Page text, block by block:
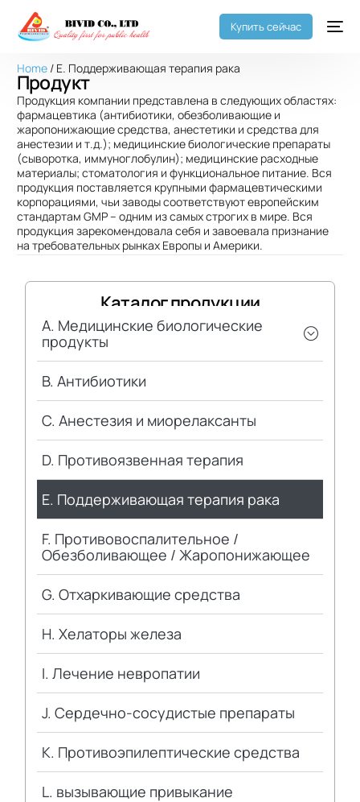
Купить сейчас
Home/ E. Поддерживающая терапия рака
Продукт
Продукция компании представлена ​​в следующих областях:
фармацевтика (антибиотики, обезболивающие и
жаропонижающие средства, анестетики и средства для
анестезии и т.д.); медицинские биологические препараты
(сыворотка, иммуноглобулин); медицинские расходные
материалы; стоматология и функциональное питание. Вся
продукция поставляется крупными фармацевтическими
корпорациями, чьи заводы соответствуют европейским
стандартам GMP – одним из самых строгих в мире. Вся
продукция зарекомендовала себя и завоевала признание
на требовательных рынках Европы и Америки.
Каталог продукции
A. Медицинские биологические
продукты
B. Антибиотики
C. Анестезия и миорелаксанты
D. Противоязвенная терапия
E. Поддерживающая терапия рака
F. Противовоспалительное /
Обезболивающее / Жаропонижающее
G. Отхаркивающие средства
H. Хелаторы железа
I. Лечение невропатии
J. Сердечно-сосудистые препараты
K. Противоэпилептические средства
L. вызывающие привыкание